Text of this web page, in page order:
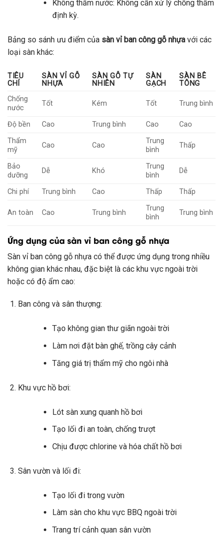
Không thấm nước: Không cần xử lý chống thấm
định kỳ.
Bảng so sánh ưu điểm của sàn vỉ ban công gỗ nhựa với các
loại sàn khác:
TIÊU
CHÍ
SÀN VỈ GỖ
NHỰA
SÀN GỖ TỰ
NHIÊN
SÀN
GẠCH
SÀN BÊ
TÔNG
Chống
nước
Tốt Kém Tốt Trung bình
Độ bền Cao Trung bình Cao
Cao
Thẩm
mỹ
Cao Cao
Trung
bình
Thấp
Bảo
dưỡng
Dễ Khó
Trung
bình
Dễ
Chi phí Trung bình Cao Thấp Thấp
An toàn Cao Trung bình
Trung
bình
Trung bình
Ứng dụng của sàn vỉ ban công gỗ nhựa
Sàn vỉ ban công gỗ nhựa có thể được ứng dụng trong nhiều
không gian khác nhau, đặc biệt là các khu vực ngoài trời
hoặc có độ ẩm cao:
Ban công và sân thượng:
Tạo không gian thư giãn ngoài trời
Làm nơi đặt bàn ghế, trồng cây cảnh
Tăng giá trị thẩm mỹ cho ngôi nhà
Khu vực hồ bơi:
Lót sàn xung quanh hồ bơi
Tạo lối đi an toàn, chống trượt
Chịu được chlorine và hóa chất hồ bơi
Sân vườn và lối đi:
Tạo lối đi trong vườn
Làm sàn cho khu vực BBQ ngoài trời
Trang trí cảnh quan sân vườn